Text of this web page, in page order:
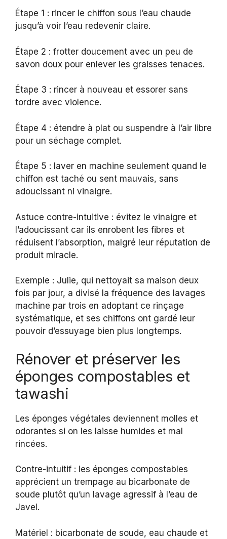
Étape 1 : rincer le chiffon sous l’eau chaude
jusqu’à voir l’eau redevenir claire.
Étape 2 : frotter doucement avec un peu de
savon doux pour enlever les graisses tenaces.
Étape 3 : rincer à nouveau et essorer sans
tordre avec violence.
Étape 4 : étendre à plat ou suspendre à l’air libre
pour un séchage complet.
Étape 5 : laver en machine seulement quand le
chiffon est taché ou sent mauvais, sans
adoucissant ni vinaigre.
Astuce contre-intuitive : évitez le vinaigre et
l’adoucissant car ils enrobent les fibres et
réduisent l’absorption, malgré leur réputation de
produit miracle.
Exemple : Julie, qui nettoyait sa maison deux
fois par jour, a divisé la fréquence des lavages
machine par trois en adoptant ce rinçage
systématique, et ses chiffons ont gardé leur
pouvoir d’essuyage bien plus longtemps.
Rénover et préserver les
éponges compostables et
tawashi
Les éponges végétales deviennent molles et
odorantes si on les laisse humides et mal
rincées.
Contre-intuitif : les éponges compostables
apprécient un trempage au bicarbonate de
soude plutôt qu’un lavage agressif à l’eau de
Javel.
Matériel : bicarbonate de soude, eau chaude et